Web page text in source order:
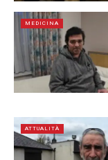
MEDICINA
ATTUALITÀ